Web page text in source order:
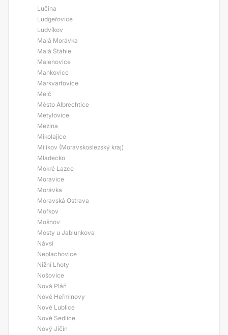
Lučina
Ludgeřovice
Ludvíkov
Malá Morávka
Malá Štáhle
Malenovice
Mankovice
Markvartovice
Melč
Město Albrechtice
Metylovice
Mezina
Mikolajice
Milíkov (Moravskoslezský kraj)
Mladecko
Mokré Lazce
Moravice
Morávka
Moravská Ostrava
Mořkov
Mošnov
Mosty u Jablunkova
Návsí
Neplachovice
Nižní Lhoty
Nošovice
Nová Pláň
Nové Heřminovy
Nové Lublice
Nové Sedlice
Nový Jičín